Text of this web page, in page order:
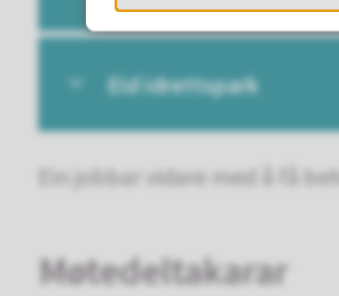
Eid idrettspark
Ein jobbar vidare med å få
Møtedeltakarar